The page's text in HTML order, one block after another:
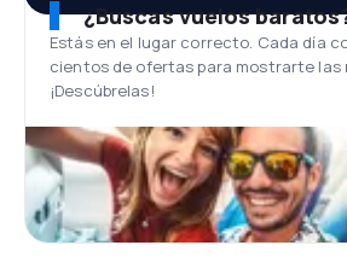
¿Buscas vuelos
Estás en el lugar correcto. Cada día
cientos de ofertas para mostrarte las
¡Descúbrelas!